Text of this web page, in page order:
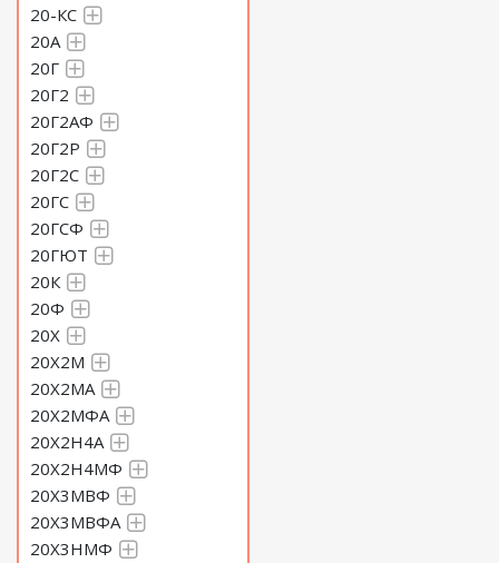
20-КС
20А
20Г
20Г2
20Г2АФ
20Г2Р
20Г2С
20ГС
20ГСФ
20ГЮТ
20К
20Ф
20Х
20Х2М
20Х2МА
20Х2МФА
20Х2Н4А
20Х2Н4МФ
20Х3МВФ
20Х3МВФА
20Х3НМФ